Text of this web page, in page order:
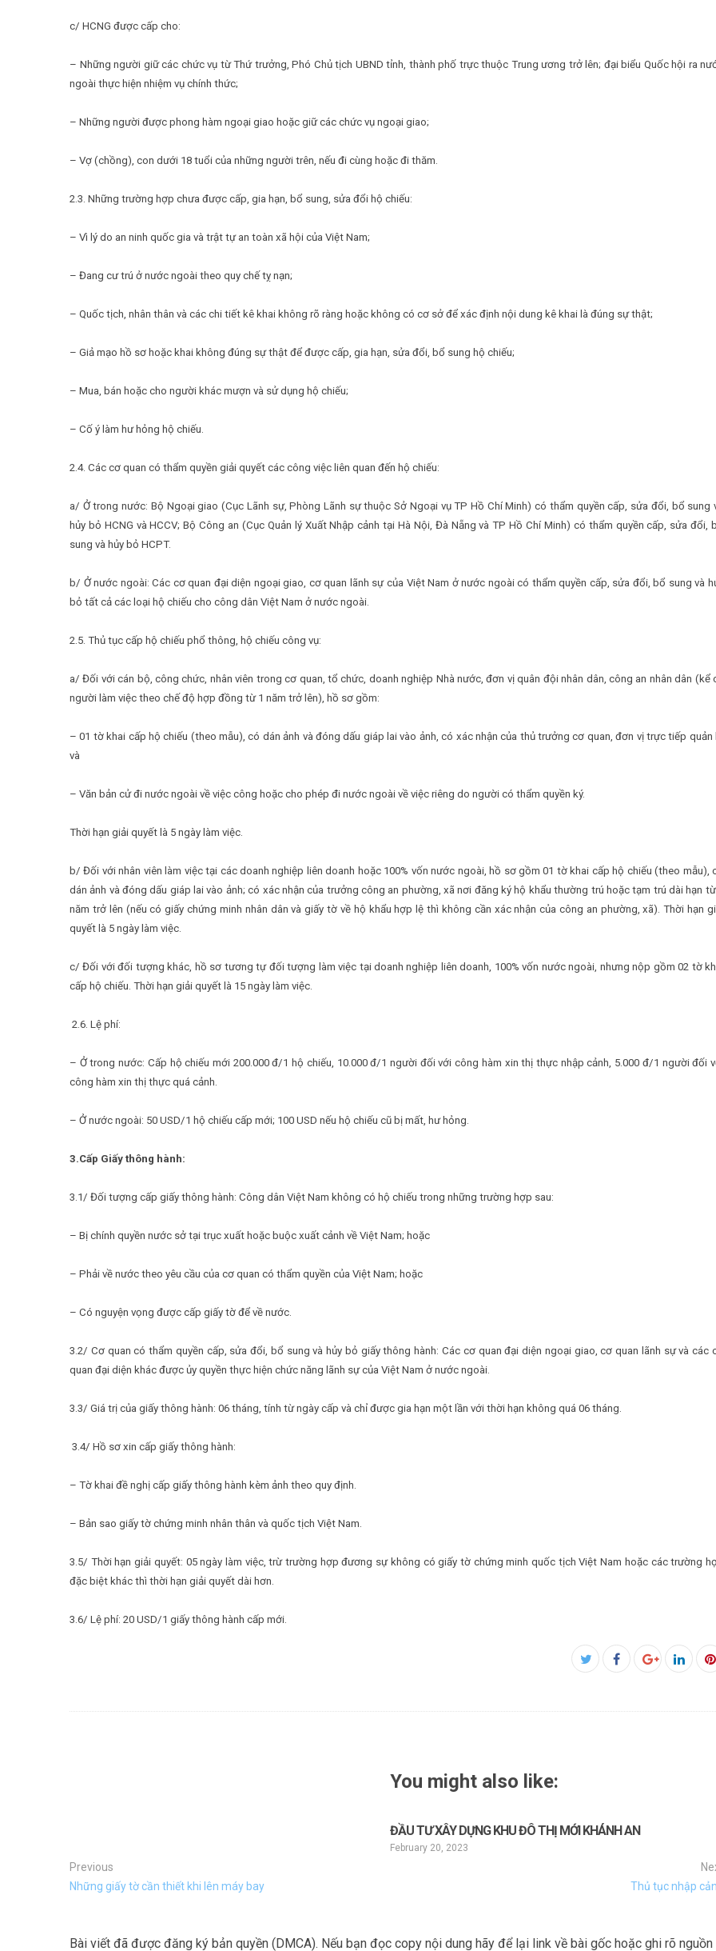
c/ HCNG được cấp cho:
– Những người giữ các chức vụ từ Thứ trưởng, Phó Chủ tịch UBND tỉnh, thành phố trực thuộc Trung ương trở lên; đại biểu Quốc hội ra
ngoài thực hiện nhiệm vụ chính thức;
– Những người được phong hàm ngoại giao hoặc giữ các chức vụ ngoại giao;
– Vợ (chồng), con dưới 18 tuổi của những người trên, nếu đi cùng hoặc đi thăm.
2.3. Những trường hợp chưa được cấp, gia hạn, bổ sung, sửa đổi hộ chiếu:
– Vì lý do an ninh quốc gia và trật tự an toàn xã hội của Việt Nam;
– Đang cư trú ở nước ngoài theo quy chế tỵ nạn;
– Quốc tịch, nhân thân và các chi tiết kê khai không rõ ràng hoặc không có cơ sở để xác định nội dung kê khai là đúng sự thật;
– Giả mạo hồ sơ hoặc khai không đúng sự thật để được cấp, gia hạn, sửa đổi, bổ sung hộ chiếu;
– Mua, bán hoặc cho người khác mượn và sử dụng hộ chiếu;
– Cố ý làm hư hỏng hộ chiếu.
2.4. Các cơ quan có thẩm quyền giải quyết các công việc liên quan đến hộ chiếu:
a/ Ở trong nước: Bộ Ngoại giao (Cục Lãnh sự, Phòng Lãnh sự thuộc Sở Ngoại vụ TP Hồ Chí Minh) có thẩm quyền cấp, sửa đổi, bổ sung
hủy bỏ HCNG và HCCV; Bộ Công an (Cục Quản lý Xuất Nhập cảnh tại Hà Nội, Đà Nẵng và TP Hồ Chí Minh) có thẩm quyền cấp, sửa đổi,
sung và hủy bỏ HCPT.
b/ Ở nước ngoài: Các cơ quan đại diện ngoại giao, cơ quan lãnh sự của Việt Nam ở nước ngoài có thẩm quyền cấp, sửa đổi, bổ sung và
bỏ tất cả các loại hộ chiếu cho công dân Việt Nam ở nước ngoài.
2.5. Thủ tục cấp hộ chiếu phổ thông, hộ chiếu công vụ:
a/ Đối với cán bộ, công chức, nhân viên trong cơ quan, tổ chức, doanh nghiệp Nhà nước, đơn vị quân đội nhân dân, công an nhân dân (kể
người làm việc theo chế độ hợp đồng từ 1 năm trở lên), hồ sơ gồm:
– 01 tờ khai cấp hộ chiếu (theo mẫu), có dán ảnh và đóng dấu giáp lai vào ảnh, có xác nhận của thủ trưởng cơ quan, đơn vị trực tiếp quản
và
– Văn bản cử đi nước ngoài về việc công hoặc cho phép đi nước ngoài về việc riêng do người có thẩm quyền ký.
Thời hạn giải quyết là 5 ngày làm việc.
b/ Đối với nhân viên làm việc tại các doanh nghiệp liên doanh hoặc 100% vốn nước ngoài, hồ sơ gồm 01 tờ khai cấp hộ chiếu (theo mẫu),
dán ảnh và đóng dấu giáp lai vào ảnh; có xác nhận của trưởng công an phường, xã nơi đăng ký hộ khẩu thường trú hoặc tạm trú dài hạn từ
năm trở lên (nếu có giấy chứng minh nhân dân và giấy tờ về hộ khẩu hợp lệ thì không cần xác nhận của công an phường, xã). Thời hạn
quyết là 5 ngày làm việc.
c/ Đối với đối tượng khác, hồ sơ tương tự đối tượng làm việc tại doanh nghiệp liên doanh, 100% vốn nước ngoài, nhưng nộp gồm 02 tờ
cấp hộ chiếu. Thời hạn giải quyết là 15 ngày làm việc.
2.6. Lệ phí:
– Ở trong nước: Cấp hộ chiếu mới 200.000 đ/1 hộ chiếu, 10.000 đ/1 người đối với công hàm xin thị thực nhập cảnh, 5.000 đ/1 người đối
công hàm xin thị thực quá cảnh.
– Ở nước ngoài: 50 USD/1 hộ chiếu cấp mới; 100 USD nếu hộ chiếu cũ bị mất, hư hỏng.
3.Cấp Giấy thông hành:
3.1/ Đối tượng cấp giấy thông hành: Công dân Việt Nam không có hộ chiếu trong những trường hợp sau:
– Bị chính quyền nước sở tại trục xuất hoặc buộc xuất cảnh về Việt Nam; hoặc
– Phải về nước theo yêu cầu của cơ quan có thẩm quyền của Việt Nam; hoặc
– Có nguyện vọng được cấp giấy tờ để về nước.
3.2/ Cơ quan có thẩm quyền cấp, sửa đổi, bổ sung và hủy bỏ giấy thông hành: Các cơ quan đại diện ngoại giao, cơ quan lãnh sự và các
quan đại diện khác được ủy quyền thực hiện chức năng lãnh sự của Việt Nam ở nước ngoài.
3.3/ Giá trị của giấy thông hành: 06 tháng, tính từ ngày cấp và chỉ được gia hạn một lần với thời hạn không quá 06 tháng.
3.4/ Hồ sơ xin cấp giấy thông hành:
– Tờ khai đề nghị cấp giấy thông hành kèm ảnh theo quy định.
– Bản sao giấy tờ chứng minh nhân thân và quốc tịch Việt Nam.
3.5/ Thời hạn giải quyết: 05 ngày làm việc, trừ trường hợp đương sự không có giấy tờ chứng minh quốc tịch Việt Nam hoặc các trường
đặc biệt khác thì thời hạn giải quyết dài hơn.
3.6/ Lệ phí: 20 USD/1 giấy thông hành cấp mới.
Facebook
You might also like:
ĐẦU TƯ XÂY DỰNG KHU ĐÔ THỊ MỚI KHÁNH AN
February 20, 2023
Previous
Những giấy tờ cần thiết khi lên máy bay
Thủ tục nhập
Bài viết đã được đăng ký bản quyền (DMCA). Nếu bạn đọc copy nội dung hãy để lại link về bài gốc hoặc ghi rõ